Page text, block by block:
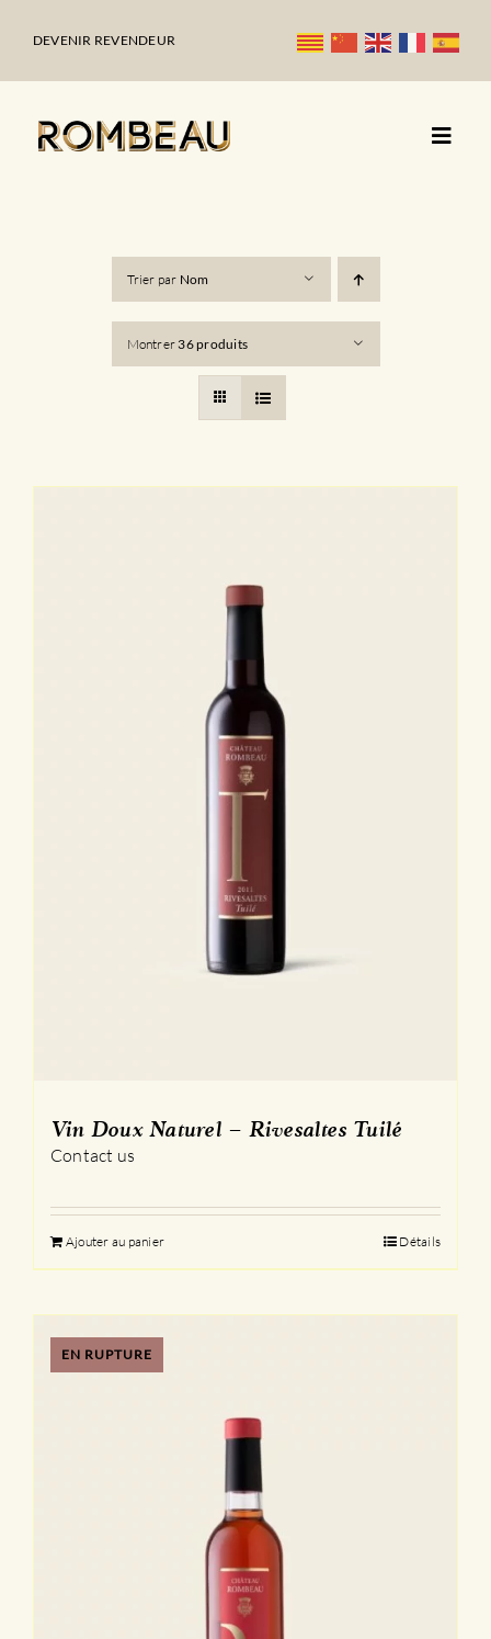
DEVENIR REVENDEUR
Trier par Nom
Montrer 36 produits
Vin Doux Naturel – Rivesaltes Tuilé
Contact us
Ajouter au panier Détails
EN RUPTURE